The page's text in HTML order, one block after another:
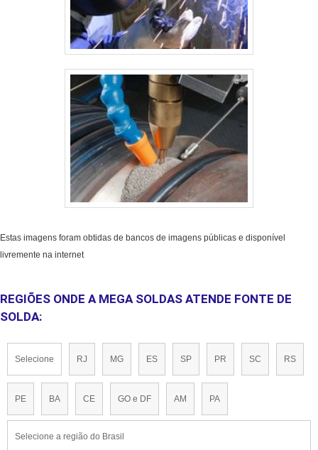
Estas imagens foram obtidas de bancos de imagens públicas e disponível
livremente na internet
REGIÕES ONDE A MEGA SOLDAS ATENDE FONTE DE
SOLDA:
Selecione RJ MG ES SP PR SC RS
PE BA CE GO e DF AM PA
Selecione a região do Brasil